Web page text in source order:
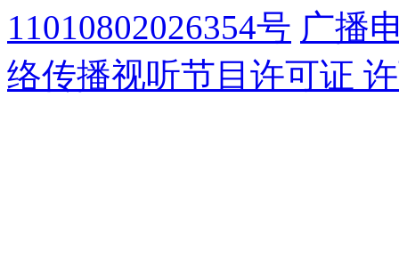
11010802026354号 广播
络传播视听节目许可证